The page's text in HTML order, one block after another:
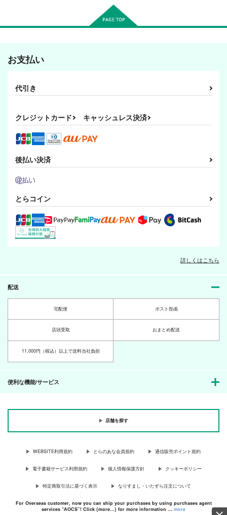
お支払い
代引き
クレジットカード キャッシュレス決済
後払い決済
とらコイン
詳しくはこちら
配送
宅配便 ポスト投函
店頭受取 おまとめ配送
11,000円（税込）以上で送料当社負担
便利な機能/サービス
店舗を探す
WEBSITE利用規約 とらのあな会員規約 通信販売ポイント規約
電子書籍サービス利用規約 個人情報保護方針 クッキーポリシー
特定商取引法に基づく表示 なりすまし・いたずら注文について
For Overseas customer, now you can ship your purchases by using purchases agent
services “AOCS”! Click {more…} for more information … more